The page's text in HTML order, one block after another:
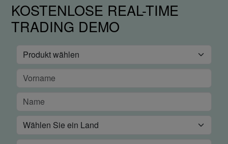
KOSTENLOSE REAL-TIME
TRADING DEMO